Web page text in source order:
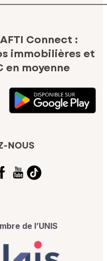
Connect :
immobilières et
en moyenne
NOUS
de l’UNIS